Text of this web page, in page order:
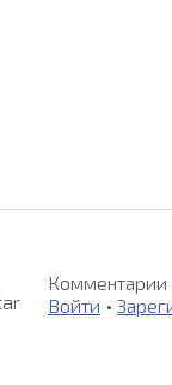
Комментарии
Войти •